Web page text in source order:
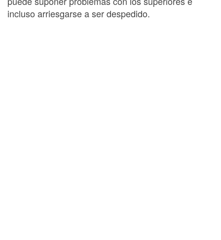
incluso arriesgarse a ser despedido.